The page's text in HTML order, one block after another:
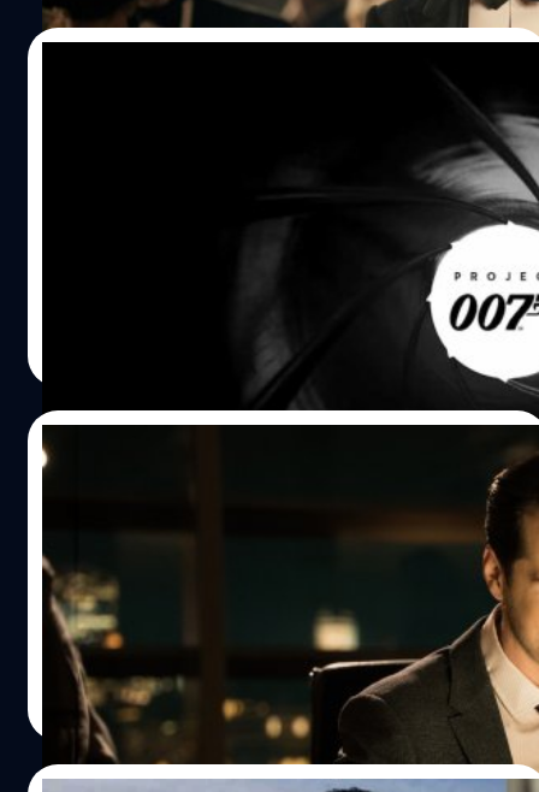
ทีมผู้สร้าง Hitman ยินดีที่จะพัฒนาเกมให้กับ
แฟรนไชส์ 007 พร้อมย้ำว่า “ไม่ได้สร้างมาเพื่อ
ผู้บริหารทีมผู้สร้างเกม 'HITMAN' ฮาคาน อาบราก (Hakan
Abrak) ได้เผยในบทสัมภาษณ์ของนิตยสาร Edge Magazine
(ฉบับที่ 391) ว่าพวกเขาสนใจและยินดีที่จะพัฒนาเกมจำนวน
11/11/2023
Andrew Scott เผย ผิดหวังอย่างแรงในการ
รับบทวายร้าย ‘C’ ของ James Bond ในภาค
‘Spectre’
แอนดรูว์ สก็อตต์ (Andrew Scott) เผย ผิดหวังอย่างแรงใน
การรับบทวายร้าย 'C' ของ James Bond ในภาค 'Spectre'
ประภาส อยู่เย็น| 999 days ago
Read More